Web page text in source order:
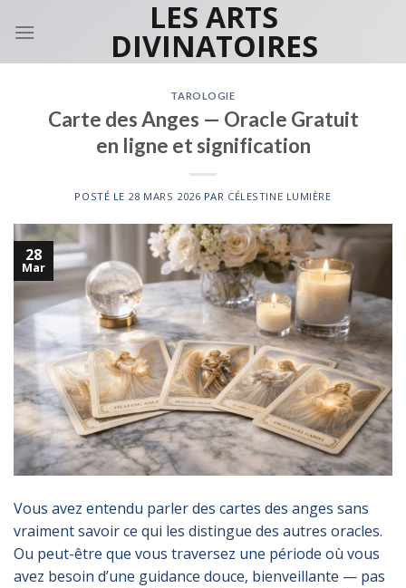
LES ARTS
DIVINATOIRES
TAROLOGIE
Carte des Anges — Oracle Gratuit
en ligne et signification
POSTÉ LE 28 MARS 2026 PAR CÉLESTINE LUMIÈRE
28
Mar
Vous avez entendu parler des cartes des anges sans
vraiment savoir ce qui les distingue des autres oracles.
Ou peut-être que vous traversez une période où vous
avez besoin d’une guidance douce, bienveillante — pas